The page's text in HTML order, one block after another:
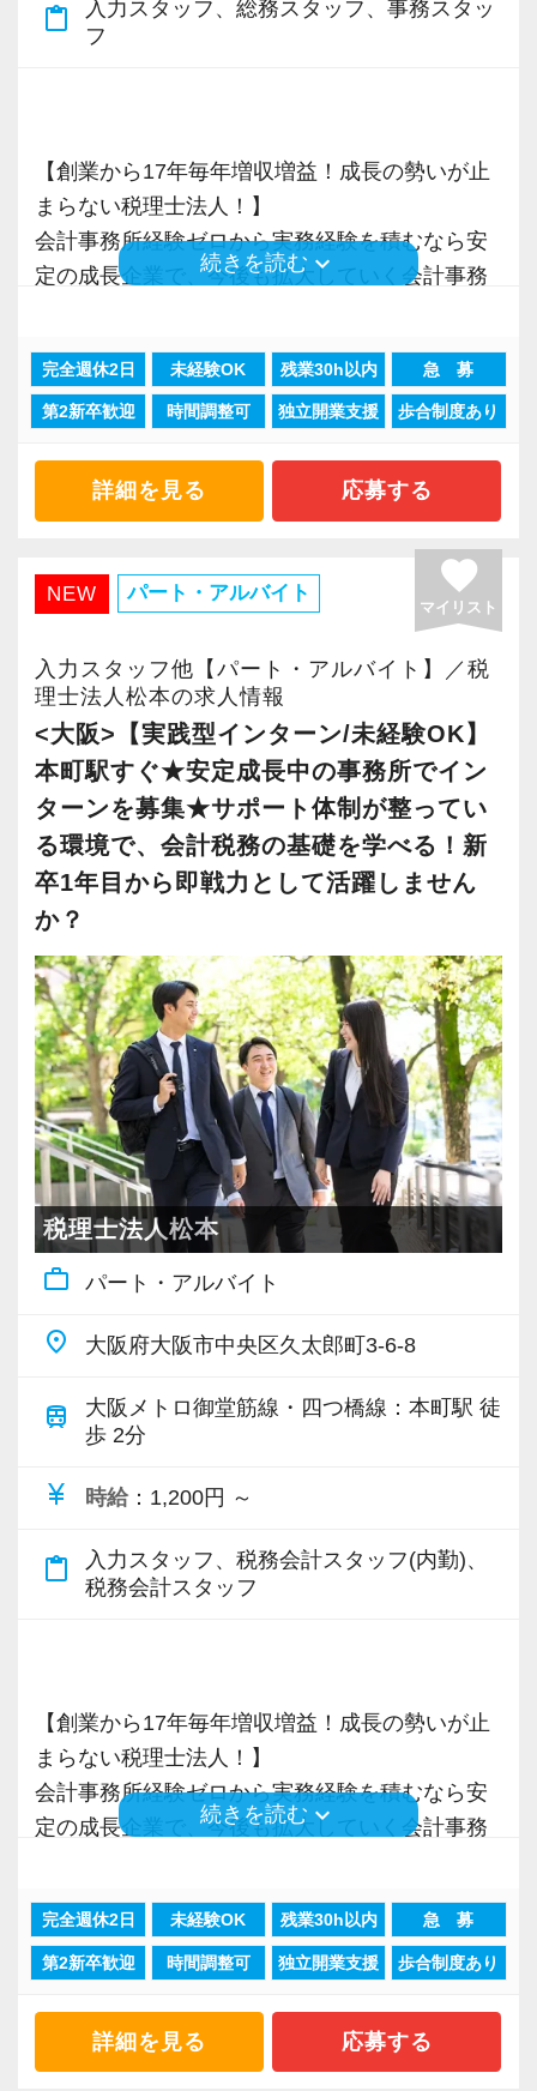
【スタートアップ企業の支援に特化した税理士
上。
株式上場を目指すスタートアップ支援に特化し
た税理士事務所です。
スタートアップ企業が成長していく過程で、必
人」と言ってくださるお客様も多いです。
お客様は上場会社、ベンチャー企業から大学教
授、士業までさまざまですが、共通しているの
は、今まさに急成⻑中の企業が多いというこ
くありません。富裕層向け税務実務も経験可
能。
つ、経営者と同じ目線に立った仕事をすること
ができます。
【チーム制を採用し、誰もが働きやすいホワイ
ト企業を実現しています！】
当社ではチーム制を取っており、コミュニケー
ション重視。
スタッフ同士で情報共有・進捗管理しながら案
件にあたるスタイルです。
グループチャットでチームメンバーの動きや情
報を常に共有しているので、スタッフに不測の
事態が生じても慌てずに対応できます。
チーム制なので休みも取りやすく有給消化率は
100%です。
また、残業をしないための仕組みとして、朝メ
ール・夕メールという業務日報を実施。
予定と実績にズレが生じていないかチェックす
身につけます。
調整をかけて、年間を通して業務を平準化して
います。
この3年間、繁忙期でも土日出勤はゼロ、45時間
以上/月残業したスタッフも3年間で1人（1回だ
け。残業代支給済）しかいません。
なく、論理的思考力、コミュニケーション能
力、主体性、協働性を兼ね備えることが必須で
す。
当社では、経験者の方には裁量権を大きく与え
【さまざまな強みを持つプロに囲まれ、刺激を
株式上場支援を行う多数の公認会計士から税務
の業務依頼が多いことから、プロからの評価が
content_paste
入力スタッフ、総務スタッフ、事務スタッ
フ
【創業から17年毎年増収増益！成長の勢いが止
まらない税理士法人！】
会計事務所経験ゼロから実務経験を積むなら安
定の成長企業で、今後も拡大していく会計事務
現在当社では「渋谷」「新宿」「錦糸町」
「柏」「横浜」「大阪」の６拠点を展開してい
2021年6月に「渋谷オフィス」を新設し、その
後「新宿オフィス」「大阪オフィス」「錦糸町
さらに2022年12月には「柏オフィス」を開設
し、2025年には大阪オフィスを増床するなど、
事業拡大を続けています。
安定性抜群の環境で自己成長を実現できます。
社員の持つ「やる・やりたい」という気持ちを
大事にしているため、資格を持っていなくて
も、スピーディーなキャリアアップが可能で
す！
充実した実務重視のOJTで、安心して職務経験
と知識をゼロから身に付けられます！
税務・会計の経験と知識を磨きながらステップ
アップを目指しませんか？
【対象業種100種以上！節税・融資・税務調査に
強い税理士法人です】
創業以来17年連続増収増益、顧問先数2500以
上、全国6拠点で安定的に成長中です。
お客様に事務所までご来社いただく来所型サー
ビスで、中小企業の経営を幅広くサポートして
新規顧問契約のお客様が毎年400件以上増加！
で、税務調査にも精通しています。
税理士という仕事は不況に強い仕事で、融資対
応、給付金のサポート、補助金のサポートなど
ています。
また、職場環境の改善に積極的に取り組む企業
に対して認証される「社労士診断認証制度」を
「職場環境改善宣言企業」と「経営労務診断実
施企業」の認定を受け、今後も社員が働きやす
い環境づくりを積極的に推進していきます。
長く安心して働ける環境を用意してお待ちして
おりますので、当社で将来の不安なく働いてみ
続きを読む keyboard_arrow_down
完全週休2日 未経験OK 残業30h以内 急 募
第2新卒歓迎 時間調整可 独立開業支援 歩合制度あり
詳細を見る 応募する
NEW パート・アルバイト favorite
マイリスト
入力スタッフ他【パート・アルバイト】／税
理士法人松本の求人情報
<大阪>【実践型インターン/未経験OK】
本町駅すぐ★安定成長中の事務所でイン
ターンを募集★サポート体制が整ってい
る環境で、会計税務の基礎を学べる！新
卒1年目から即戦力として活躍しません
か？
税理士法人松本
work_outline パート・アルバイト
place 大阪府大阪市中央区久太郎町3-6-8
train
大阪メトロ御堂筋線・四つ橋線：本町駅 徒
歩 2分
currency_yen 時給 ：1,200円 ～
content_paste
入力スタッフ、税務会計スタッフ(内勤)、
税務会計スタッフ
【創業から17年毎年増収増益！成長の勢いが止
まらない税理士法人！】
会計事務所経験ゼロから実務経験を積むなら安
定の成長企業で、今後も拡大していく会計事務
現在当社では「渋谷」「新宿」「錦糸町」
「柏」「横浜」「大阪」の６拠点を展開してい
2021年6月に「渋谷オフィス」を新設し、その
後「新宿オフィス」「大阪オフィス」「錦糸町
続きを読む keyboard_arrow_down
完全週休2日 未経験OK 残業30h以内 急 募
第2新卒歓迎 時間調整可 独立開業支援 歩合制度あり
詳細を見る 応募する